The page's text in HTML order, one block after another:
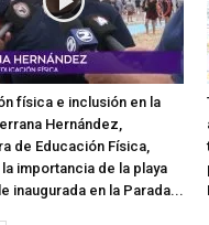
física e inclusión en la
Hernández,
de Educación Física,
importancia de la playa
inaugurada en la Parada...